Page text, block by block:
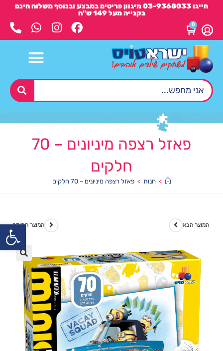
חייגו 03-9368033 מיגוון פריטים במבצע ובנוסף משלוח חינם
בקנייה מעל 149 ש"ח
0
פאזל רצפה מיניונים – 70
חלקים
> חנות > פאזל רצפה מיניונים – 70 חלקים
המוצר הקודם המוצר הבא